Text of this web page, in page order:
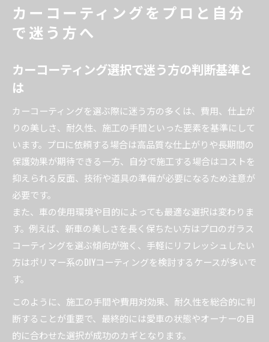
プロ施工とDIYのカーコーティング徹底比較
プロと自分で行うカーコーティングの違いを解
カーコーティングの手間と仕上がりを徹底比較
カーコーティングのおすすめ施工方法と選ぶ基
準
自分でできるカーコーティングのメリットを検
証
自分でできるカーコーティングの基本手順
自分で簡単にできるカーコーティング手順とコ
ツ
おすすめのカーコーティング剤と選び方解説
カーコーティングDIYでやってはいけない注意
失敗しないカーコーティング選びの秘訣
カーコーティングをプロと自分
で迷う方へ
カーコーティング選択で迷う方の判断基準と
は
カーコーティングを選ぶ際に迷う方の多くは、費用、仕上が
りの美しさ、耐久性、施工の手間といった要素を基準にして
います。プロに依頼する場合は高品質な仕上がりや長期間の
保護効果が期待できる一方、自分で施工する場合はコストを
抑えられる反面、技術や道具の準備が必要になるため注意が
必要です。
また、車の使用環境や目的によっても最適な選択は変わりま
す。例えば、新車の美しさを長く保ちたい方はプロのガラス
コーティングを選ぶ傾向が強く、手軽にリフレッシュしたい
方はポリマー系のDIYコーティングを検討するケースが多いで
す。
このように、施工の手間や費用対効果、耐久性を総合的に判
断することが重要で、最終的には愛車の状態やオーナーの目
的に合わせた選択が成功のカギとなります。